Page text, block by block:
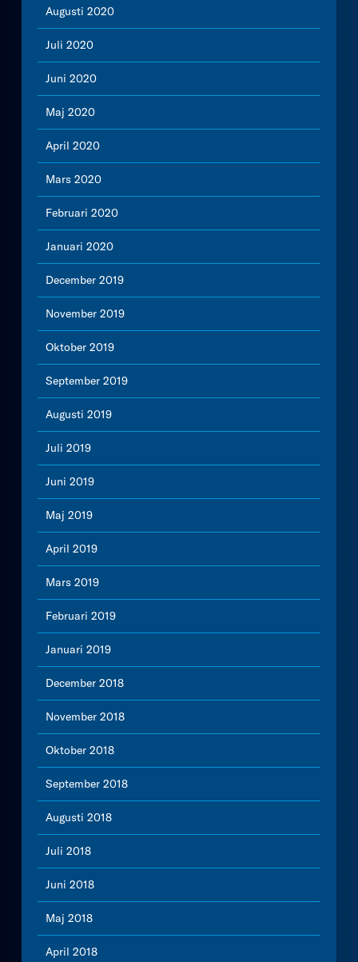
Augusti 2020
Juli 2020
Juni 2020
Maj 2020
April 2020
Mars 2020
Februari 2020
Januari 2020
December 2019
November 2019
Oktober 2019
September 2019
Augusti 2019
Juli 2019
Juni 2019
Maj 2019
April 2019
Mars 2019
Februari 2019
Januari 2019
December 2018
November 2018
Oktober 2018
September 2018
Augusti 2018
Juli 2018
Juni 2018
Maj 2018
April 2018